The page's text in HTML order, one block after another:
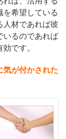
を希望している
人材であれば彼
いるのであれば
です。
気が付かされた